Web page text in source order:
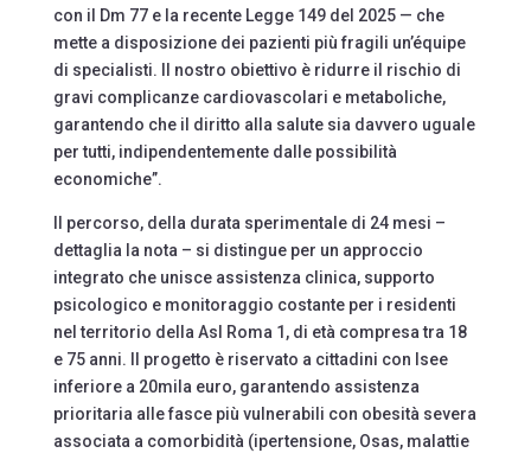
con il Dm 77 e la recente Legge 149 del 2025 — che
mette a disposizione dei pazienti più fragili un’équipe
di specialisti. Il nostro obiettivo è ridurre il rischio di
gravi complicanze cardiovascolari e metaboliche,
garantendo che il diritto alla salute sia davvero uguale
per tutti, indipendentemente dalle possibilità
economiche”.
Il percorso, della durata sperimentale di 24 mesi –
dettaglia la nota – si distingue per un approccio
integrato che unisce assistenza clinica, supporto
psicologico e monitoraggio costante per i residenti
nel territorio della Asl Roma 1, di età compresa tra 18
e 75 anni. Il progetto è riservato a cittadini con Isee
inferiore a 20mila euro, garantendo assistenza
prioritaria alle fasce più vulnerabili con obesità severa
associata a comorbidità (ipertensione, Osas, malattie